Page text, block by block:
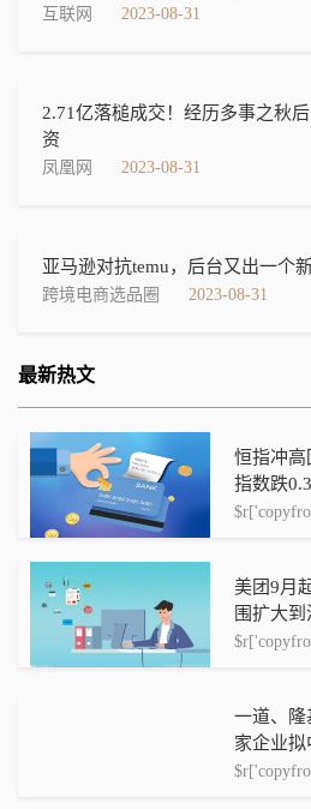
互联网 2023-08-31
2.71亿落槌成交！经历多事之秋
资
凤凰网 2023-08-31
亚马逊对抗temu，后台又出一个
跨境电商选品圈 2023-08-31
最新热文
恒指冲高
指数跌
美团9月
围扩大到
一道、隆
家企业